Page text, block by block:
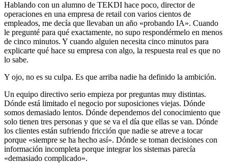
Hablando con un alumno de TEKDI hace poco, director de
operaciones en una empresa de retail con varios cientos de
empleados, me decía que llevaban un año «probando IA». Cuando
le pregunté para qué exactamente, no supo respondérmelo en menos
de cinco minutos. Y cuando alguien necesita cinco minutos para
explicarte qué hace su empresa con algo, la respuesta real es que no
lo sabe.
Y ojo, no es su culpa. Es que arriba nadie ha definido la ambición.
Un equipo directivo serio empieza por preguntas muy distintas.
Dónde está limitado el negocio por suposiciones viejas. Dónde
somos demasiado lentos. Dónde dependemos del conocimiento que
solo tienen tres personas y que se va el día que ellas se van. Dónde
los clientes están sufriendo fricción que nadie se atreve a tocar
porque «siempre se ha hecho así». Dónde se toman decisiones con
información incompleta porque integrar los sistemas parecía
«demasiado complicado».